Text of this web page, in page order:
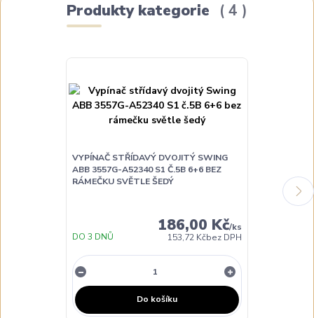
Produkty kategorie 4
VYPÍNAČ STŘÍDAVÝ DVOJITÝ SWING
ABB 3557G-A52340 S1 Č.5B 6+6 BEZ
RÁMEČKU SVĚTLE ŠEDÝ
186,00 Kč/ks
153,72 Kčbez DPH
DO 3 DNŮ
Do košíku
RÁMEČKU